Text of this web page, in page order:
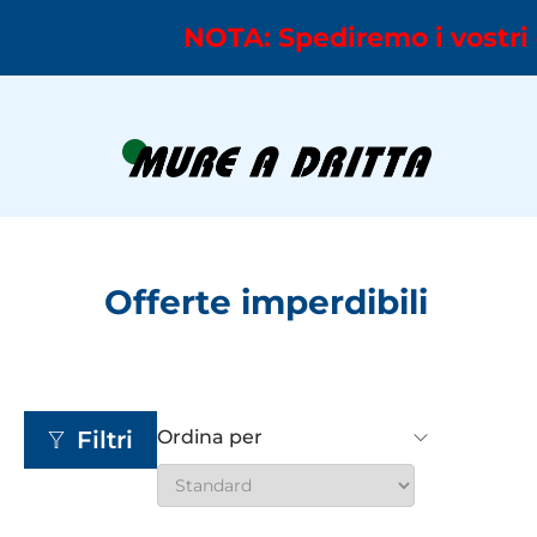
NOTA: Spediremo i
Offerte imperdibili
Filtri Ordina per